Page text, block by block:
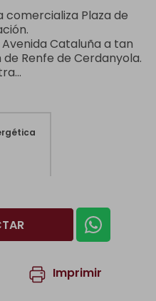
comercializa Plaza de
Cataluña a tan
Renfe de Cerdanyola.
Imprimir